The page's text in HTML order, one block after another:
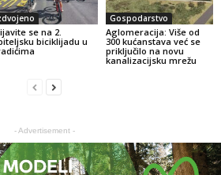
se na 2.
biciklijadu u
Gospodarstvo
Aglomeracija: Više od
300 kućanstava već se
priključilo na novu
kanalizacijsku mrežu
- Advertisement -